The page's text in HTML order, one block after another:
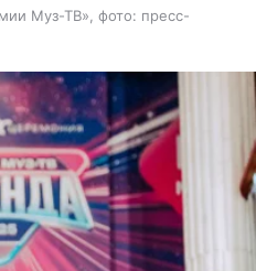
Муз-ТВ», фото: пресс-